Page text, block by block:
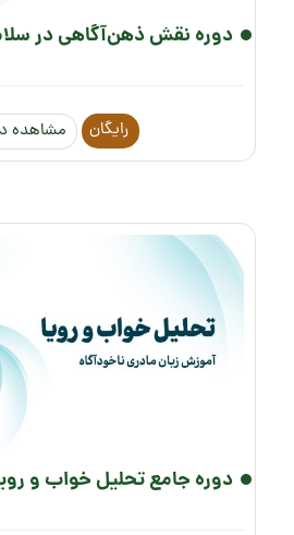
دوره نقش ذهن‌آگاهی در
رایگان مشاهده
دوره جامع تحلیل خواب و